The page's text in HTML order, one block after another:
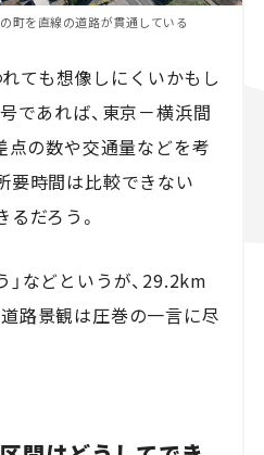
町を直線の道路が貫通している
ても想像しにくいかもし
であれば、東京－横浜間
の数や交通量などを考
要時間は比較できない
だろう。
」などというが、29.2km
路景観は圧巻の一言に尽